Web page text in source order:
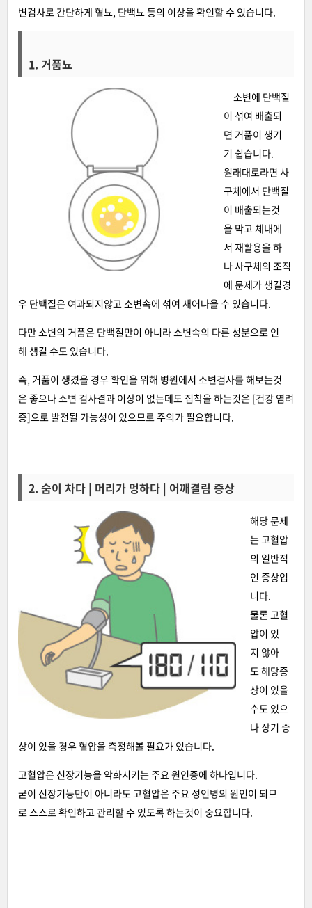
변검사로 간단하게 혈뇨, 단백뇨 등의 이상을 확인할 수 있습니다.
1. 거품뇨
소변에 단백질
이 섞여 배출되
면 거품이 생기
기 쉽습니다.
원래대로라면 사
구체에서 단백질
이 배출되는것
을 막고 체내에
서 재활용을 하
나 사구체의 조직
에 문제가 생길경
우 단백질은 여과되지않고 소변속에 섞여 새어나올 수 있습니다.
다만 소변의 거품은 단백질만이 아니라 소변속의 다른 성분으로 인
해 생길 수도 있습니다.
즉, 거품이 생겼을 경우 확인을 위해 병원에서 소변검사를 해보는것
은 좋으나 소변 검사결과 이상이 없는데도 집착을 하는것은 [건강 염려
증]으로 발전될 가능성이 있으므로 주의가 필요합니다.
2. 숨이 차다 | 머리가 멍하다 | 어깨결림 증상
해당 문제
는 고혈압
의 일반적
인 증상입
니다.
물론 고혈
압이 있
지 않아
도 해당증
상이 있을
수도 있으
나 상기 증
상이 있을 경우 혈압을 측정해볼 필요가 있습니다.
고혈압은 신장기능을 악화시키는 주요 원인중에 하나입니다.
굳이 신장기능만이 아니라도 고혈압은 주요 성인병의 원인이 되므
로 스스로 확인하고 관리할 수 있도록 하는것이 중요합니다.